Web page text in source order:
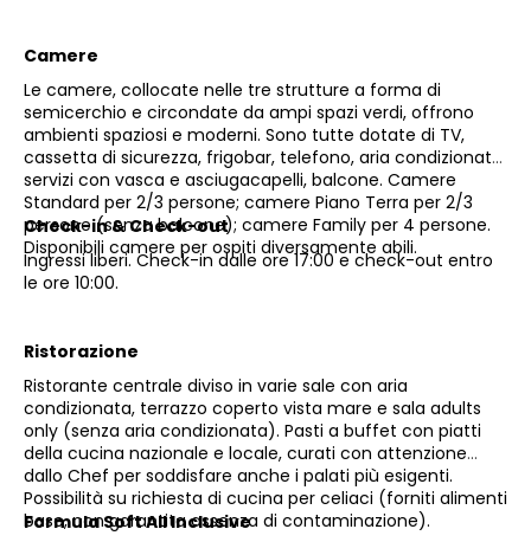
Camere
Le camere, collocate nelle tre strutture a forma di
semicerchio e circondate da ampi spazi verdi, offrono
ambienti spaziosi e moderni. Sono tutte dotate di TV,
cassetta di sicurezza, frigobar, telefono, aria condizionata,
servizi con vasca e asciugacapelli, balcone. Camere
Standard per 2/3 persone; camere Piano Terra per 2/3
persone (senza balcone); camere Family per 4 persone.
Disponibili camere per ospiti diversamente abili.
Check-in & Check-out
Ingressi liberi. Check-in dalle ore 17:00 e check-out entro
le ore 10:00.
Ristorazione
Ristorante centrale diviso in varie sale con aria
condizionata, terrazzo coperto vista mare e sala adults
only (senza aria condizionata). Pasti a buffet con piatti
della cucina nazionale e locale, curati con attenzione
dallo Chef per soddisfare anche i palati più esigenti.
Possibilità su richiesta di cucina per celiaci (forniti alimenti
base, non garantita assenza di contaminazione).
Formula Soft All Inclusive